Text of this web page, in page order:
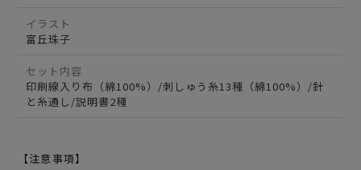
イラスト
富丘珠子
セット内容
印刷線入り布（綿100%）/刺しゅう糸13種（綿100%）/針
と糸通し/説明書2種
【注意事項】